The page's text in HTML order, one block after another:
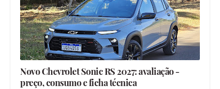
Novo Chevrolet Sonic RS 2027: avaliação -
preço, consumo e ficha técnica